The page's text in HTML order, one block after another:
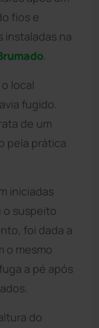
fios e
instaladas na
local
fugido.
de um
pela prática
iniciadas
o suspeito
foi dada a
o mesmo
a pé após
do